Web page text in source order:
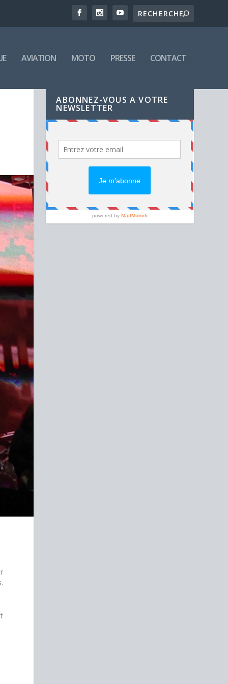
AVIATION MOTO PRESSE CONTACT
ABONNEZ-VOUS A VOTRE
NEWSLETTER